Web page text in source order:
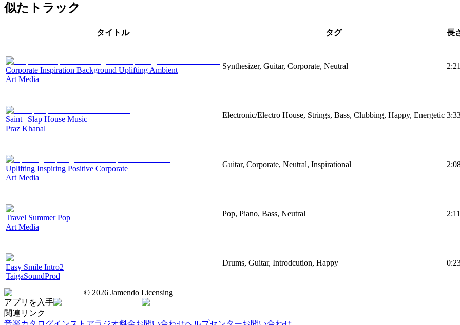
似たトラック
タイトル タグ 長
Corporate Inspiration Background Uplifting Ambient
Art Media
Synthesizer, Guitar, Corporate, Neutral 2:21
Saint | Slap House Music
Praz Khanal
Electronic/Electro House, Strings, Bass, Clubbing, Happy, Energetic
Uplifting Inspiring Positive Corporate
Art Media
Guitar, Corporate, Neutral, Inspirational
Travel Summer Pop
Art Media
Pop, Piano, Bass, Neutral 2:11
Easy Smile Intro2
TaigaSoundProd
Drums, Guitar, Introdcution, Happy
© 2026 Jamendo Licensing
アプリを入手
関連リンク